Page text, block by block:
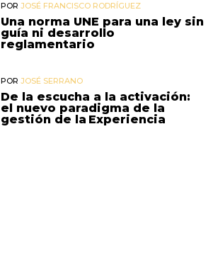
POR JOSÉ FRANCISCO RODRÍGUEZ
Una norma UNE para una ley sin
guía ni desarrollo
reglamentario
POR JOSÉ SERRANO
De la escucha a la activación:
el nuevo paradigma de la
gestión de la Experiencia